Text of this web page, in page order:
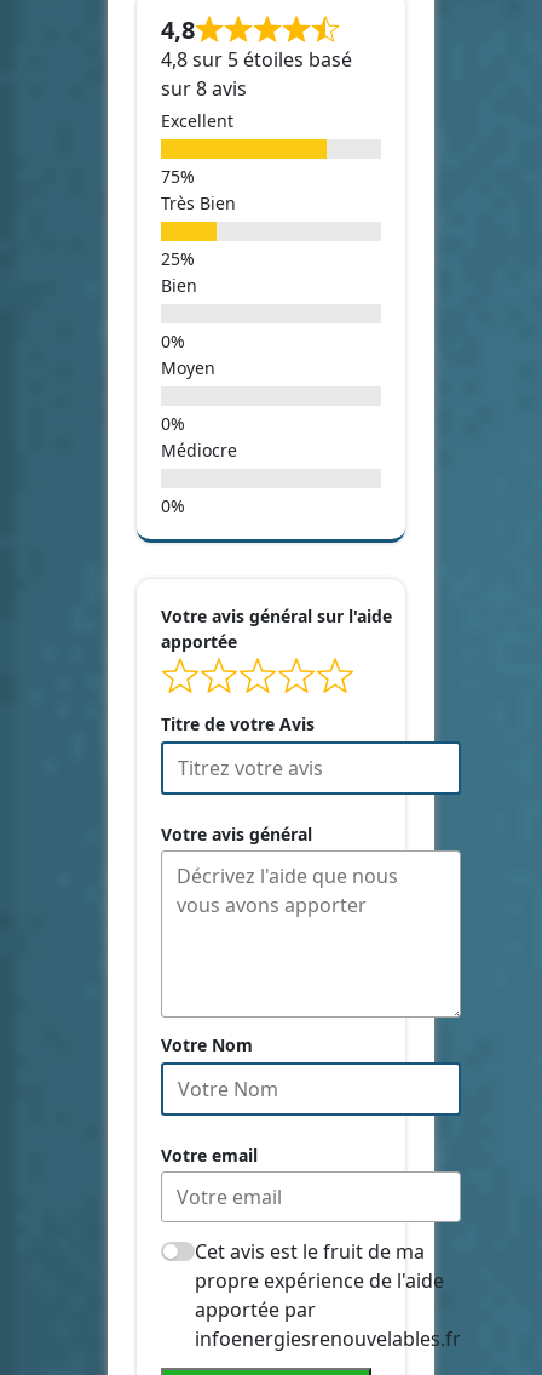
4,8
4,8 sur 5 étoiles basé
sur 8 avis
Excellent
Très Bien
Bien
Moyen
Médiocre
Votre avis général sur l'aide
apportée
Titre de votre Avis
Votre avis général
Votre Nom
Votre email
Cet avis est le fruit de ma
propre expérience de l'aide
apportée par
infoenergiesrenouvelables.fr